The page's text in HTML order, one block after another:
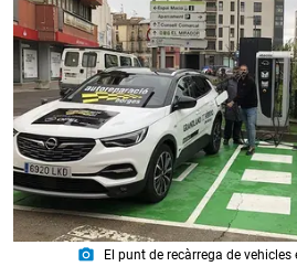
photo_camera El punt de recàrrega de vehicles